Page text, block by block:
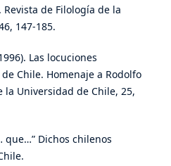
de Filología de la
147-185.
Las locuciones
Chile. Homenaje a Rodolfo
la Universidad de Chile, 25,
que…” Dichos chilenos